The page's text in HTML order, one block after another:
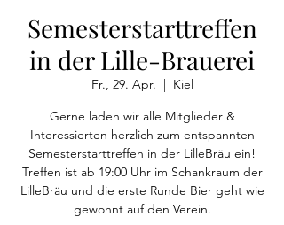
Semesterstarttreffen
in der Lille-Brauerei
Fr., 29. Apr.
  |
Kiel
Gerne laden wir alle Mitglieder &
Interessierten herzlich zum entspannten
Semesterstarttreffen in der LilleBräu ein!
Treffen ist ab 19:00 Uhr im Schankraum der
LilleBräu und die erste Runde Bier geht wie
gewohnt auf den Verein.